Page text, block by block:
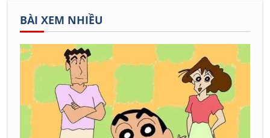
BÀI XEM NHIỀU